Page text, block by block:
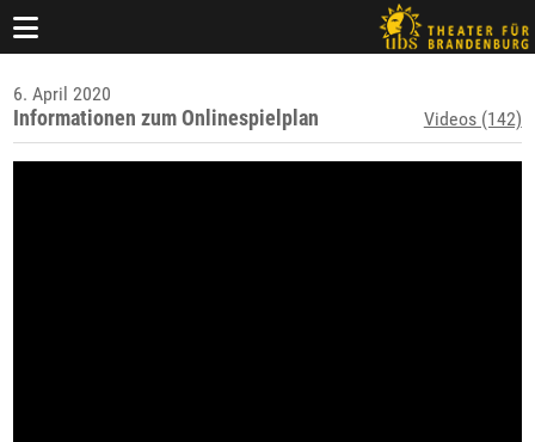
6. April 2020
Informationen zum Onlinespielplan Videos (142)